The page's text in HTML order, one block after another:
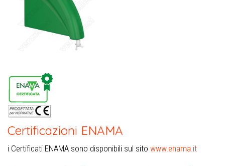
Certificazioni ENAMA
i Certificati ENAMA sono disponibili sul sito www.enama.it